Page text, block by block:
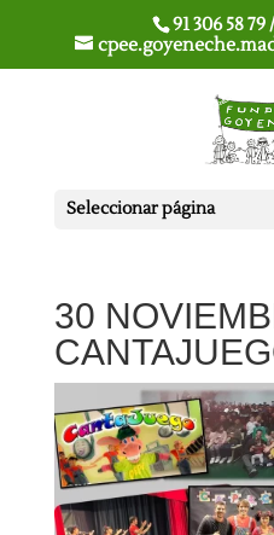
91 306 58 79
Seleccionar página
30